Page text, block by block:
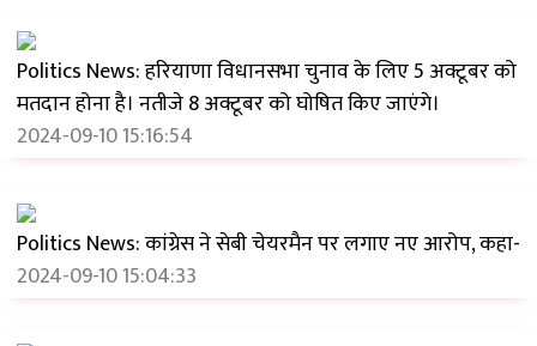
Politics News: हरियाणा विधानसभा चुनाव के लिए 5 अक्टूबर को
मतदान होना है। नतीजे 8 अक्टूबर को घोषित किए जाएंगे।
2024-09-10 15:16:54
Politics News: कांग्रेस ने सेबी चेयरमैन पर लगाए नए आरोप, कहा-
2024-09-10 15:04:33